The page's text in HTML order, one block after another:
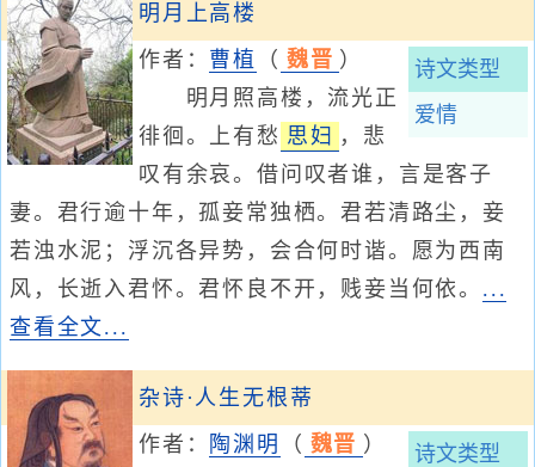
明月上高楼
诗文类型
爱情
作者： 曹植 （ 魏晋 ）
明月照高楼，流光正
徘徊。上有愁 思妇 ，悲
叹有余哀。借问叹者谁，言是客子
妻。君行逾十年，孤妾常独栖。君若清路尘，妾
若浊水泥；浮沉各异势，会合何时谐。愿为西南
风，长逝入君怀。君怀良不开，贱妾当何依。 ...
查看全文...
杂诗·人生无根蒂
诗文类型
作者： 陶渊明 （ 魏晋 ）